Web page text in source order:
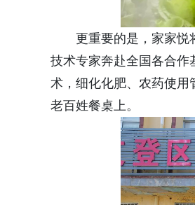
更重要的是，家家悦
技术专家奔赴全国各合作
术，细化化肥、农药使用
老百姓餐桌上。